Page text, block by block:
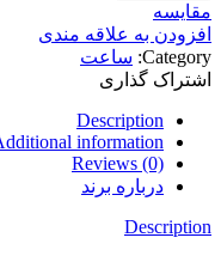
مقایسه
افزودن به علاقه مندی
Category: ساعت
اشتراک گذاری
Description
information
Reviews (0)
درباره برند
Description